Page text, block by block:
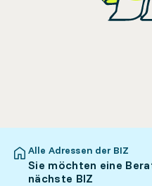
Alle Adressen der BIZ
Sie möchten eine
nächste BIZ